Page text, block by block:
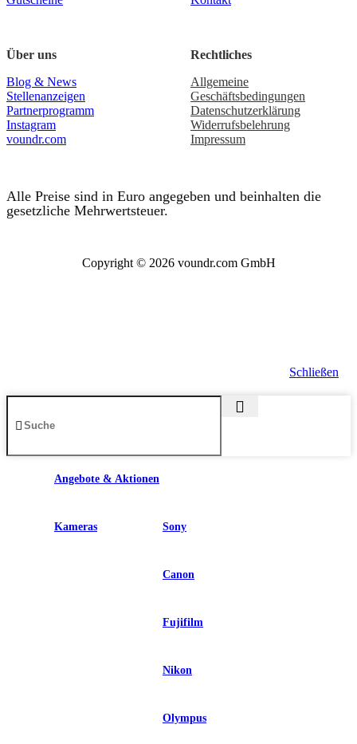
Über uns
Blog & News
Stellenanzeigen
Partnerprogramm
Instagram
voundr.com
Rechtliches
Allgemeine
Geschäftsbedingungen
Datenschutzerklärung
Widerrufsbelehrung
Impressum
Alle Preise sind in Euro angegeben und beinhalten die
gesetzliche Mehrwertsteuer.
Copyright © 2026 voundr.com GmbH
Schließen
Angebote & Aktionen
Kameras Sony
Canon
Fujifilm
Nikon
Olympus